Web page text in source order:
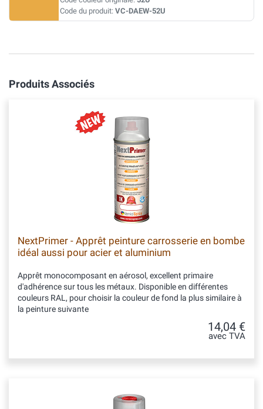
Code du produit: VC-DAEW-52U
Produits Associés
NextPrimer - Apprêt peinture carrosserie en bombe
idéal aussi pour acier et aluminium
Apprêt monocomposant en aérosol, excellent primaire
d'adhérence sur tous les métaux. Disponible en différentes
couleurs RAL, pour choisir la couleur de fond la plus similaire à
la peinture suivante
14,04 €
avec TVA